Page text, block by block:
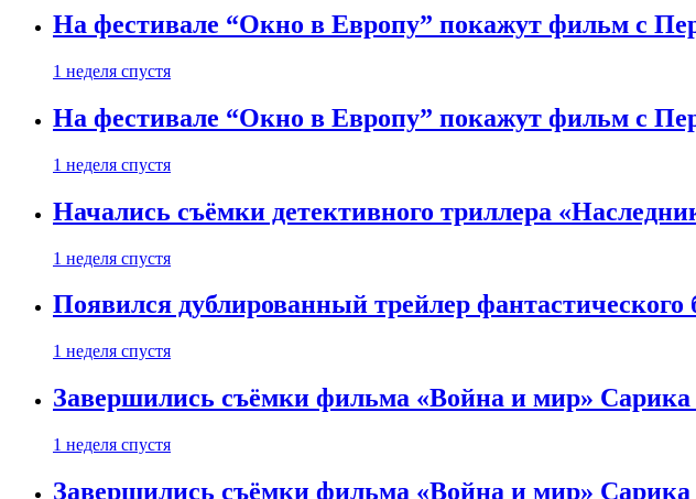
На фестивале “Окно в Европу” покажут фильм с
1 неделя спустя
На фестивале “Окно в Европу” покажут фильм с
1 неделя спустя
Начались съёмки детективного триллера
1 неделя спустя
Появился дублированный трейлер
1 неделя спустя
Завершились съёмки фильма «Война и мир» Сарика
1 неделя спустя
Завершились съёмки фильма «Война и мир» Сарика